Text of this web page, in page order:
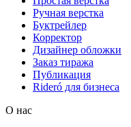
Ручная верстка
Буктрейлер
Корректор
Дизайнер обложки
Заказ тиража
Публикация
Rideró для бизнеса
О нас